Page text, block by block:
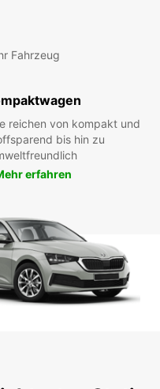
Fahrzeug
reichen von kompakt und
bis hin zu
erfahren